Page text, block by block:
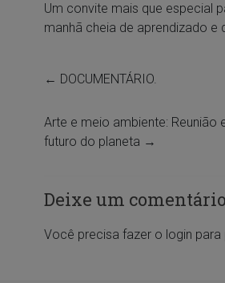
Um convite mais que especial
manhã cheia de aprendizado e
← DOCUMENTÁRIO.
Arte e meio ambiente: Reunião
futuro do planeta →
Deixe um comentário
Você precisa fazer o login para